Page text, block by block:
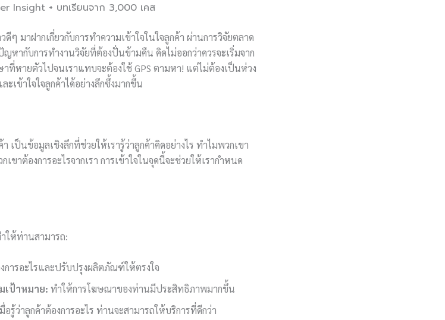
Insight + บทเรียนจาก 3,000 เคส
มาฝากเกี่ยวกับการทำความเข้าใจในใจลูกค้า ผ่านการวิจัยตลาด
หากับการทำงานวิจัยที่ต้องปั่นข้ามคืน คิดไม่ออกว่าควรจะเริ่มจาก
ที่หายตัวไปจนเราแทบจะต้องใช้ GPS ตามหา! แต่ไม่ต้องเป็นห่วง
เข้าใจใจลูกค้าได้อย่างลึกซึ้งมากขึ้น
เป็นข้อมูลเชิงลึกที่ช่วยให้เรารู้ว่าลูกค้าคิดอย่างไร ทำไมพวกเขา
ขาต้องการอะไรจากเรา การเข้าใจในจุดนี้จะช่วยให้เรากำหนด
ให้ท่านสามารถ:
การอะไรและปรับปรุงผลิตภัณฑ์ให้ตรงใจ
เป้าหมาย: ทำให้การโฆษณาของท่านมีประสิทธิภาพมากขึ้น
อรู้ว่าลูกค้าต้องการอะไร ท่านจะสามารถให้บริการที่ดีกว่า